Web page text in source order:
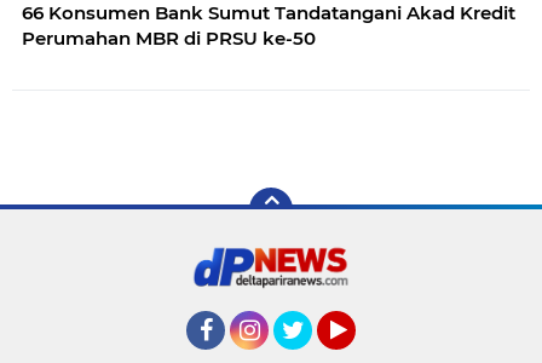
66 Konsumen Bank Sumut Tandatangani Akad Kredit
Perumahan MBR di PRSU ke-50